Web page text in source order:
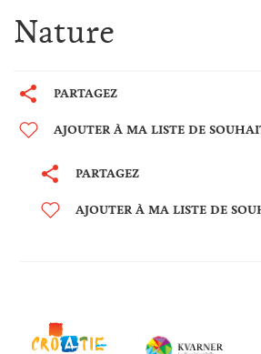
Nature
PARTAGEZ
AJOUTER À MA LISTE DE
PARTAGEZ
AJOUTER À MA LISTE DE